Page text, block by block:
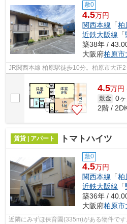
敷0
4.5万円
関西本線 「柏
近鉄大阪線 「
築38年 /
大阪府柏原市
JR関西本線 柏原駅徒歩10分。柏原市大正
4.5万円
敷金 0ヶ
2階 /
賃貸 | アパート トマトハイツ
敷0
4.5万円
関西本線 「柏
近鉄大阪線 「
築36年 /
大阪府柏原市
近隣にみずほ保育園(335m)がある物件で